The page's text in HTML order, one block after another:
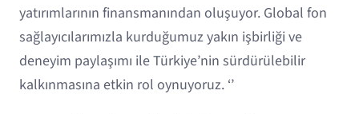
yatırımlarının finansmanından oluşuyor. Global fon
sağlayıcılarımızla kurduğumuz yakın işbirliği ve
deneyim paylaşımı ile Türkiye’nin sürdürülebilir
kalkınmasına etkin rol oynuyoruz. ‘’